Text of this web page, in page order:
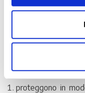
overlayche collega
data center o nel
Le soluzioni di
proteggono in